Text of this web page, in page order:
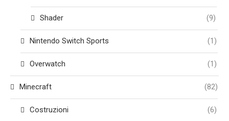
Shader (9)
Nintendo Switch Sports (1)
Overwatch (1)
Minecraft (82)
Costruzioni (6)